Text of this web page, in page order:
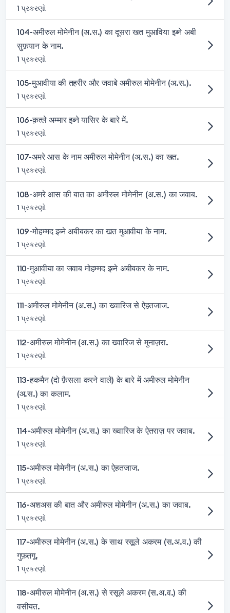
1 પ્રકરણો
104-अमीरुल मोमेनीन (अ.स.) का दूसरा खत मुआविया इब्ने अबी
सुफ़यान के नाम.
1 પ્રકરણો
105-मुआवीया की तहरीर और जवाबे अमीरुल मोमेनीन (अ.स.).
1 પ્રકરણો
106-क़त्ले अम्मार इब्ने यासिर के बारे में.
1 પ્રકરણો
107-अमरे आस के नाम अमीरुल मोमेनीन (अ.स.) का खत.
1 પ્રકરણો
108-अमरे आस की बात का अमीरुल मोमेनीन (अ.स.) का जवाब.
1 પ્રકરણો
109-मोहम्मद इब्ने अबीबकर का खत मुआवीया के नाम.
1 પ્રકરણો
110-मुआवीया का जवाब मोहम्मद इब्ने अबीबकर के नाम.
1 પ્રકરણો
111-अमीरुल मोमेनीन (अ.स.) का ख्वारिज से ऐहतजाज.
1 પ્રકરણો
112-अमीरुल मोमेनीन (अ.स.) का ख्वारिज से मुनाज़रा.
1 પ્રકરણો
113-हकमैन (दो फ़ैसला करने वाले) के बारे में अमीरुल मोमेनीन
(अ.स.) का कलाम.
1 પ્રકરણો
114-अमीरुल मोमेनीन (अ.स.) का ख्वारिज के ऐतराज़ पर जवाब.
1 પ્રકરણો
115-अमीरुल मोमेनीन (अ.स.) का ऐहतजाज.
1 પ્રકરણો
116-अशअस की बात और अमीरुल मोमेनीन (अ.स.) का जवाब.
1 પ્રકરણો
117-अमीरुल मोमेनीन (अ.स.) के साथ रसूले अकरम (स.अ.व.) की
गुफ़तगू.
1 પ્રકરણો
118-अमीरुल मोमेनीन (अ.स.) से रसूले अकरम (स.अ.व.) की
वसीयत.